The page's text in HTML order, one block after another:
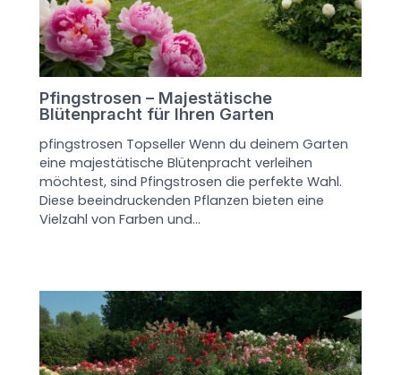
Pfingstrosen – Majestätische
Blütenpracht für Ihren Garten
pfingstrosen Topseller Wenn du deinem Garten
eine majestätische Blütenpracht verleihen
möchtest, sind Pfingstrosen die perfekte Wahl.
Diese beeindruckenden Pflanzen bieten eine
Vielzahl von Farben und…